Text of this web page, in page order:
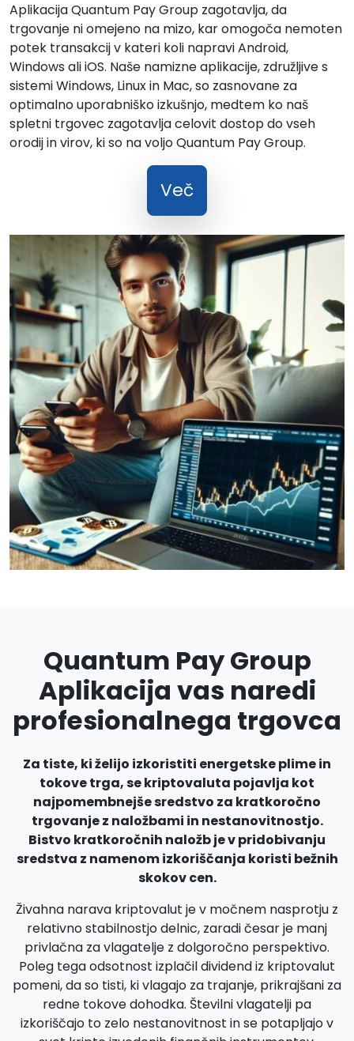
Aplikacija Quantum Pay Group zagotavlja, da
trgovanje ni omejeno na mizo, kar omogoča nemoten
potek transakcij v kateri koli napravi Android,
Windows ali iOS. Naše namizne aplikacije, združljive s
sistemi Windows, Linux in Mac, so zasnovane za
optimalno uporabniško izkušnjo, medtem ko naš
spletni trgovec zagotavlja celovit dostop do vseh
orodij in virov, ki so na voljo Quantum Pay Group.
Več
Quantum Pay Group
Aplikacija vas naredi
profesionalnega trgovca
Za tiste, ki želijo izkoristiti energetske plime in
tokove trga, se kriptovaluta pojavlja kot
najpomembnejše sredstvo za kratkoročno
trgovanje z naložbami in nestanovitnostjo.
Bistvo kratkoročnih naložb je v pridobivanju
sredstva z namenom izkoriščanja koristi bežnih
skokov cen.
Živahna narava kriptovalut je v močnem nasprotju z
relativno stabilnostjo delnic, zaradi česar je manj
privlačna za vlagatelje z dolgoročno perspektivo.
Poleg tega odsotnost izplačil dividend iz kriptovalut
pomeni, da so tisti, ki vlagajo za trajanje, prikrajšani za
redne tokove dohodka. Številni vlagatelji pa
izkoriščajo to zelo nestanovitnost in se potapljajo v